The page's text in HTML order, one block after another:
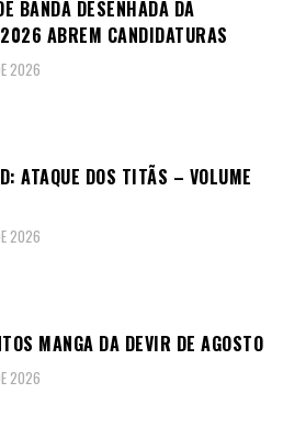
BANDA DESENHADA DA
ABREM CANDIDATURAS
2026
ATAQUE DOS TITÃS – VOLUME
2026
MANGA DA DEVIR DE AGOSTO
2026